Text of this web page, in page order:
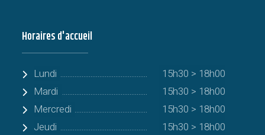
Horaires d'accueil
Lundi
15h30 > 18h00
Mardi
15h30 > 18h00
Mercredi
15h30 > 18h00
Jeudi
15h30 > 18h00